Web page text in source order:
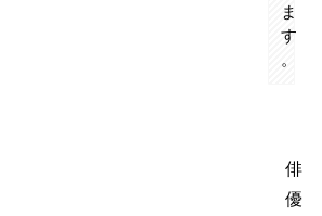
ま
す
。
俳
優